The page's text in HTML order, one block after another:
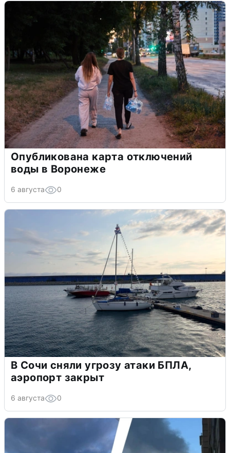
Опубликована карта отключений
воды в Воронеже
6 августа 0
В Сочи сняли угрозу атаки БПЛА,
аэропорт закрыт
6 августа 0